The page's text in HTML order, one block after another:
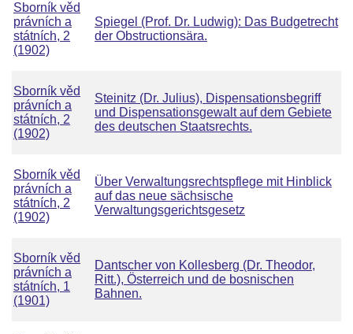
Sborník věd
právních a
státních, 2
(1902)
Spiegel (Prof. Dr. Ludwig): Das Budgetrecht
der Obstructionsära.
Sborník věd
právních a
státních, 2
(1902)
Steinitz (Dr. Julius), Dispensationsbegriff
und Dispensationsgewalt auf dem Gebiete
des deutschen Staatsrechts.
Sborník věd
právních a
státních, 2
(1902)
Über Verwaltungsrechtspflege mit Hinblick
auf das neue sächsische
Verwaltungsgerichtsgesetz
Sborník věd
právních a
státních, 1
(1901)
Dantscher von Kollesberg (Dr. Theodor,
Ritt.), Österreich und de bosnischen
Bahnen.